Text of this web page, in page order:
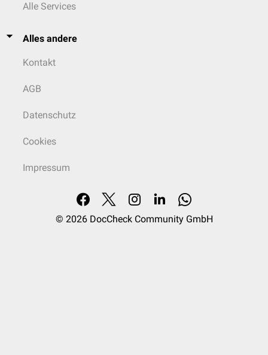
Alle Services
Alles andere
Kontakt
AGB
Datenschutz
Cookies
Impressum
© 2026 DocCheck Community GmbH